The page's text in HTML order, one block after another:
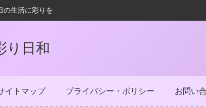
の生活に彩りを
り日和
イトマップ プライバシー・ポリシー お問い